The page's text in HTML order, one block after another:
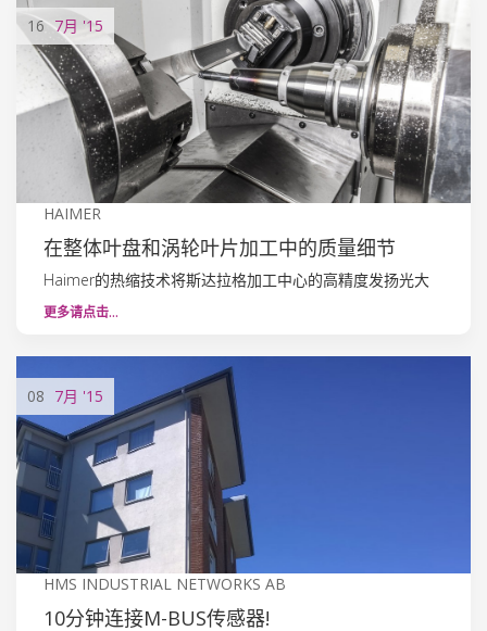
16 7月 '15
HAIMER
在整体叶盘和涡轮叶片加工中的质量细节
Haimer的热缩技术将斯达拉格加工中心的高精度发扬光大
更多请点击…
08 7月 '15
HMS INDUSTRIAL NETWORKS AB
10分钟连接M-BUS传感器!